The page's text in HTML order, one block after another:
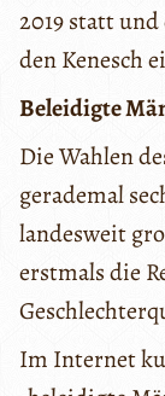
2019 statt
den Kenesch
Beleidigte
Die Wahlen
gerademal
landesweit
erstmals die
Im Internet